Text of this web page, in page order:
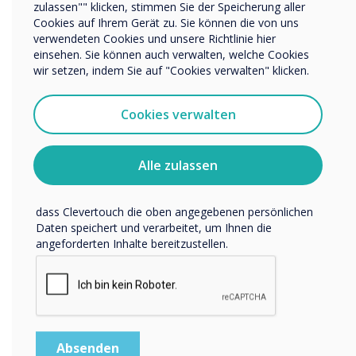
Verwenden Sie Materialien
immer und immer wieder
Sobald Sie Ihre Materialien erstellt haben, sind sie für das
zulassen"" klicken, stimmen Sie der Speicherung aller
Cookies auf Ihrem Gerät zu. Sie können die von uns
verwendeten Cookies und unsere Richtlinie hier
einsehen. Sie können auch verwalten, welche Cookies
wir setzen, indem Sie auf "Cookies verwalten" klicken.
Cookies verwalten
Alle zulassen
Wir möchten Sie gerne per E-Mail, Telefon oder Post
bezüglich unserer Produkte und Dienstleistungen
kontaktieren.
Ich bin damit einverstanden, Mitteilungen von
Sie können diese Benachrichtigungen jederzeit
abbestellen. Weitere Informationen zum Abbestellen, zu
unseren Datenschutzverfahren und dazu, wie wir Ihre
Privatsphäre schützen und respektieren, finden Sie in
unserer Datenschutzrichtlinie.
dass Clevertouch die oben angegebenen persönlichen
Daten speichert und verarbeitet, um Ihnen die
angeforderten Inhalte bereitzustellen.